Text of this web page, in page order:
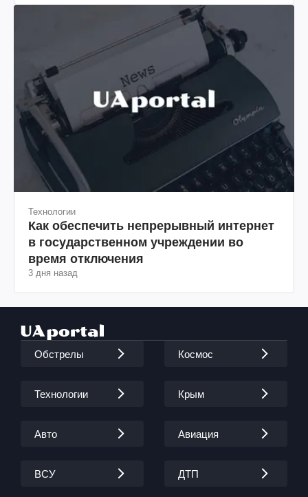
Технологии
Как обеспечить непрерывный интернет
в государственном учреждении во
время отключения
3 дня назад
Обстрелы Космос
Технологии Крым
Авто Авиация
ВСУ ДТП